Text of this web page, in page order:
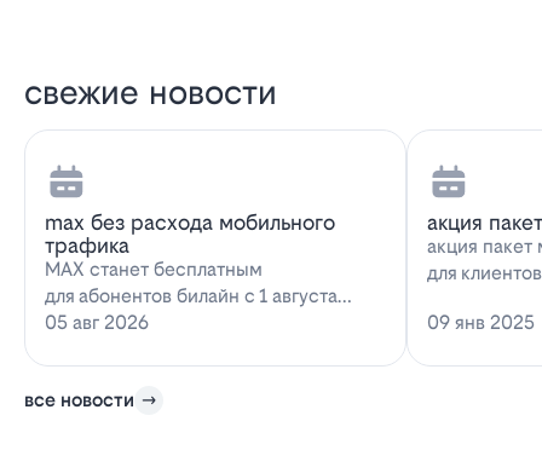
свежие новости
max без расхода мобильного
трафика
MAX станет бесплатным
для абонентов билайн с 1 августа
2026 года использование
05 авг 2026
акция
акция пакет
для
09 янв 2025
все новости